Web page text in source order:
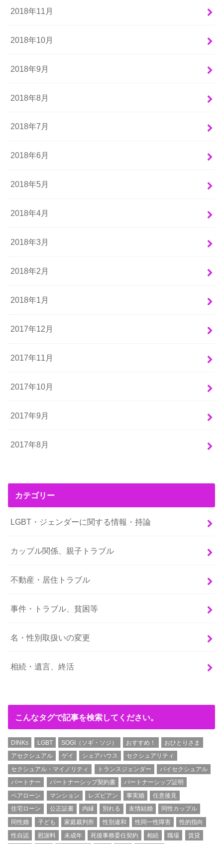
2018年11月
2018年10月
2018年9月
2018年8月
2018年7月
2018年6月
2018年5月
2018年4月
2018年3月
2018年2月
2018年1月
2017年12月
2017年11月
2017年10月
2017年9月
2017年8月
カテゴリー
LGBT・ジェンダーに関する情報・持論
カップル関係、親子トラブル
不動産・居住トラブル
事件・トラブル、貧困等
名・性別取扱いの変更
相続・遺言、終活
こんなタグで記事を検索してください。
DINKs LGBT SOGI（ソギ・ソジ） おすすめ！
おひとりさま
アセクシュアル
ゲイ シェアハウス
セクシュアリティ
セクシュアル・マイノリティ
トランスジェンダー
バイセクシュアル
パートナー
パートナーシップ契約書
パートナーシップ証明
ペアローン
マンション レズビアン 事実婚
任意後見
住宅ローン
公正証書 内縁 別れる 友情結婚
同性カップル
同性婚
子ども 家庭裁判所 性別違和 性同一性障害
性的指向
性自認
慰謝料 未成年 死後事務委任契約 相続 職場 賃貸